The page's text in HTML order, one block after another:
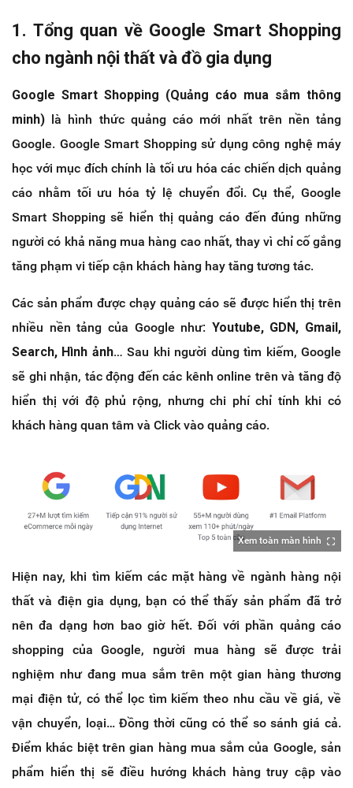
1. Tổng quan về Google Smart Shopping
cho ngành nội thất và đồ gia dụng
Google Smart Shopping (Quảng cáo mua sắm thông
minh) là hình thức quảng cáo mới nhất trên nền tảng
Google. Google Smart Shopping sử dụng công nghệ máy
học với mục đích chính là tối ưu hóa các chiến dịch quảng
cáo nhằm tối ưu hóa tỷ lệ chuyển đổi. Cụ thể, Google
Smart Shopping sẽ hiển thị quảng cáo đến đúng những
người có khả năng mua hàng cao nhất, thay vì chỉ cố gắng
tăng phạm vi tiếp cận khách hàng hay tăng tương tác.
Các sản phẩm được chạy quảng cáo sẽ được hiển thị trên
nhiều nền tảng của Google như: Youtube, GDN, Gmail,
Search, Hình ảnh… Sau khi người dùng tìm kiếm, Google
sẽ ghi nhận, tác động đến các kênh online trên và tăng độ
hiển thị với độ phủ rộng, nhưng chi phí chỉ tính khi có
khách hàng quan tâm và Click vào quảng cáo.
Xem toàn màn hình
Hiện nay, khi tìm kiếm các mặt hàng về ngành hàng nội
thất và điện gia dụng, bạn có thể thấy sản phẩm đã trở
nên đa dạng hơn bao giờ hết. Đối với phần quảng cáo
shopping của Google, người mua hàng sẽ được trải
nghiệm như đang mua sắm trên một gian hàng thương
mại điện tử, có thể lọc tìm kiếm theo nhu cầu về giá, về
vận chuyển, loại… Đồng thời cũng có thể so sánh giá cả.
Điểm khác biệt trên gian hàng mua sắm của Google, sản
phẩm hiển thị sẽ điều hướng khách hàng truy cập vào